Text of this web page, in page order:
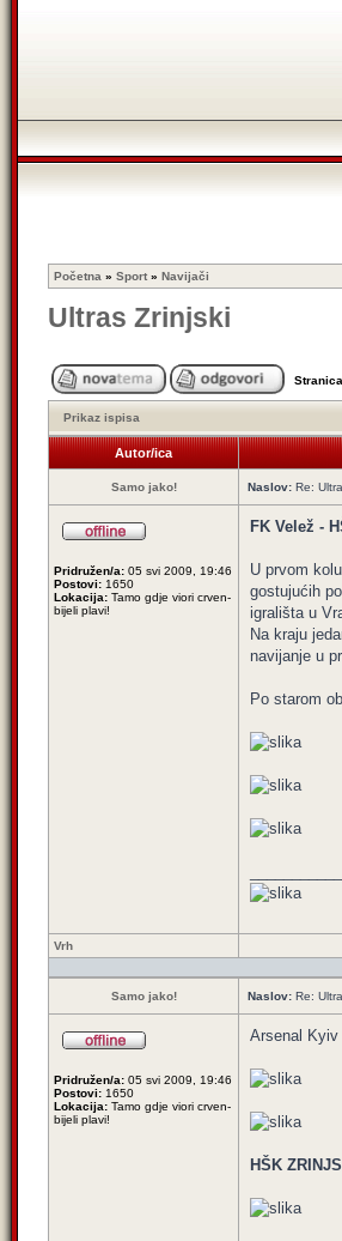
Početna » Sport » Navijači
Ultras Zrinjski
Prikaz ispisa
Autor/ica
Samo jako! Naslov: Re:
Pridružen/a: 05 svi 2009, 19:46
Postovi: 1650
Lokacija: Tamo gdje viori crven-
bijeli plavi!
FK Velež -
U prvom
gostujućih
igrališta u
Na kraju
navijanje u
Po starom
Vrh
Samo jako! Naslov: Re:
Pridružen/a: 05 svi 2009, 19:46
Postovi: 1650
Lokacija: Tamo gdje viori crven-
bijeli plavi!
Arsenal Kyiv
HŠK